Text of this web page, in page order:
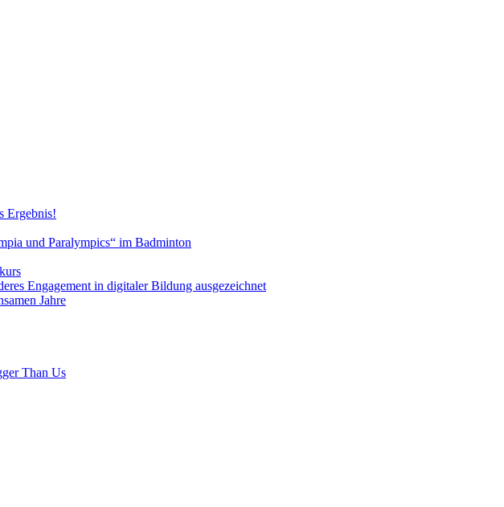
Ergebnis!
und Paralympics“ im Badminton
Engagement in digitaler Bildung ausgezeichnet
Jahre
Than Us